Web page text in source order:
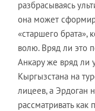
разбрасываясь
она может
«старшего брата»,
волю. Вряд ли это
Анкару же вряд ли
Кыргызстана на
лицеев, а Эрдоган
рассматривать как